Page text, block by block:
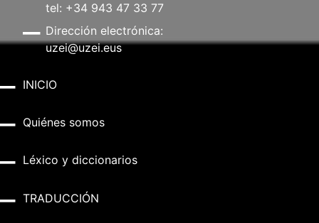
tel: +34 943 47 33 77
Dirección electrónica:
uzei@uzei.eus
INICIO
Quiénes somos
Léxico y diccionarios
TRADUCCIÓN